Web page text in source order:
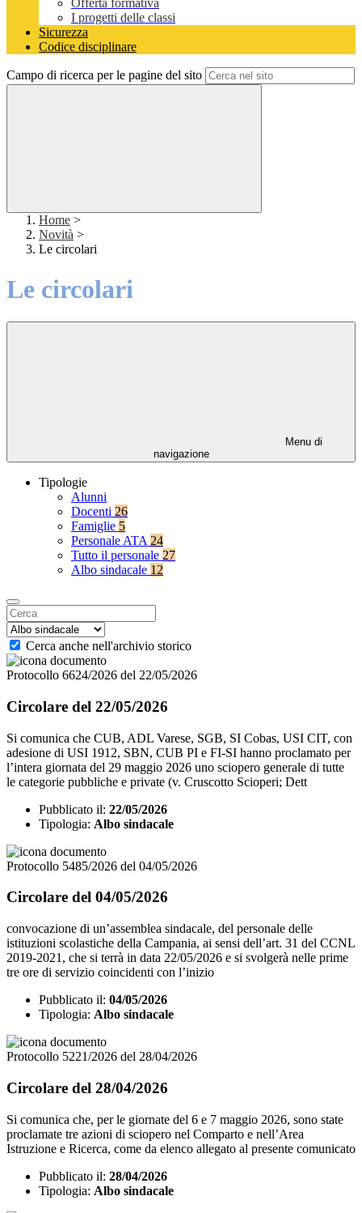
Offerta formativa
I progetti delle classi
Sicurezza
Codice disciplinare
Campo di ricerca per le pagine del sito
Home >
Novità >
Le circolari
Le circolari
Menu di
navigazione
Tipologie
Alunni
Docenti 26
Famiglie 5
Personale ATA 24
Tutto il personale 27
Albo sindacale 12
Cerca anche nell'archivio storico
Protocollo 6624/2026 del 22/05/2026
Circolare del 22/05/2026
Si comunica che CUB, ADL Varese, SGB, SI Cobas, USI CIT, con
adesione di USI 1912, SBN, CUB PI e FI-SI hanno proclamato per
l’intera giornata del 29 maggio 2026 uno sciopero generale di tutte
le categorie pubbliche e private (v. Cruscotto Scioperi; Dett
Pubblicato il: 22/05/2026
Tipologia: Albo sindacale
Protocollo 5485/2026 del 04/05/2026
Circolare del 04/05/2026
convocazione di un’assemblea sindacale, del personale delle
istituzioni scolastiche della Campania, ai sensi dell’art. 31 del CCNL
2019-2021, che si terrà in data 22/05/2026 e si svolgerà nelle prime
tre ore di servizio coincidenti con l’inizio
Pubblicato il: 04/05/2026
Tipologia: Albo sindacale
Protocollo 5221/2026 del 28/04/2026
Circolare del 28/04/2026
Si comunica che, per le giornate del 6 e 7 maggio 2026, sono state
proclamate tre azioni di sciopero nel Comparto e nell’Area
Istruzione e Ricerca, come da elenco allegato al presente comunicato
Pubblicato il: 28/04/2026
Tipologia: Albo sindacale